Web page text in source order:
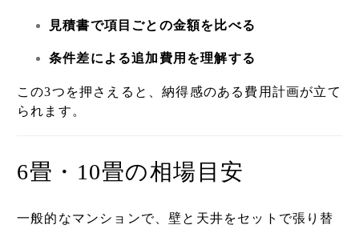
見積書で項目ごとの金額を比べる
条件差による追加費用を理解する
この3つを押さえると、納得感のある費用計画が立て
られます。
6畳・10畳の相場目安
一般的なマンションで、壁と天井をセットで張り替